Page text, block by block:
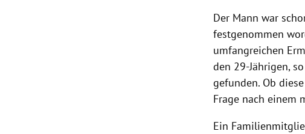
Der Mann war
festgenommen
umfangreichen
den 29-Jährigen,
gefunden. Ob
Frage nach einem
Ein